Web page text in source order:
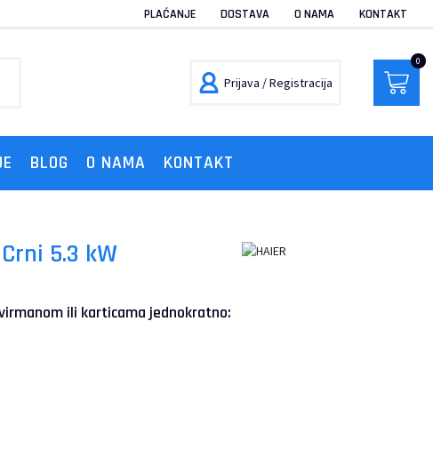
PLAĆANJE DOSTAVA O NAMA KONTAKT
Prijava / Registracija
0
BLOG O NAMA KONTAKT
5.3 kW
ili karticama jednokratno: